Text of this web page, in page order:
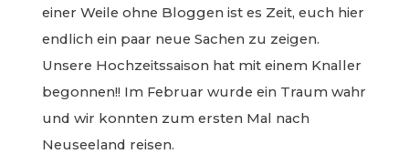
einer Weile ohne Bloggen ist es Zeit, euch hier
endlich ein paar neue Sachen zu zeigen.
Unsere Hochzeitssaison hat mit einem Knaller
begonnen!! Im Februar wurde ein Traum wahr
und wir konnten zum ersten Mal nach
Neuseeland reisen.